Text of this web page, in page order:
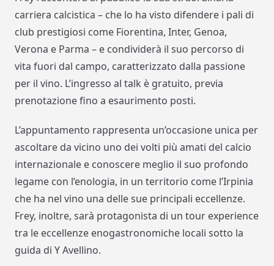
carriera calcistica – che lo ha visto difendere i pali di
club prestigiosi come Fiorentina, Inter, Genoa,
Verona e Parma – e condividerà il suo percorso di
vita fuori dal campo, caratterizzato dalla passione
per il vino. L’ingresso al talk è gratuito, previa
prenotazione fino a esaurimento posti.
L’appuntamento rappresenta un’occasione unica per
ascoltare da vicino uno dei volti più amati del calcio
internazionale e conoscere meglio il suo profondo
legame con l’enologia, in un territorio come l’Irpinia
che ha nel vino una delle sue principali eccellenze.
Frey, inoltre, sarà protagonista di un tour experience
tra le eccellenze enogastronomiche locali sotto la
guida di Y Avellino.